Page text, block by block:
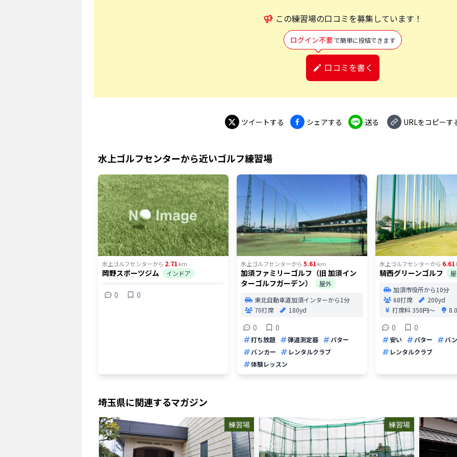
この練習場の口コミを募集しています！
ログイン不要で簡単に投稿できます
口コミを書く
ツイートする シェアする 送る URLをコピーす
水上ゴルフセンターから近いゴルフ練習場
水上ゴルフセンターから 2.71 km
岡野スポーツジム インドア
0 0
水上ゴルフセンターから 5.61 km
加須ファミリーゴルフ（旧 加須イン
ターゴルフガーデン）
屋外
東北自動車道加須インターから1分
70打席
180yd
0 0
打ち放題 弾道測定器
パター
バンカー
レンタルクラブ
体験レッスン
水上ゴルフセンターから 6.61
騎西グリーンゴルフ
加須市役所から10分
68打席
200yd
打席料350円〜
0 0
安い パター
バ
レンタルクラブ
埼玉県に関連するマガジン
練習場 練習場